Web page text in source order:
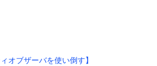
ブザーバを使い倒す】